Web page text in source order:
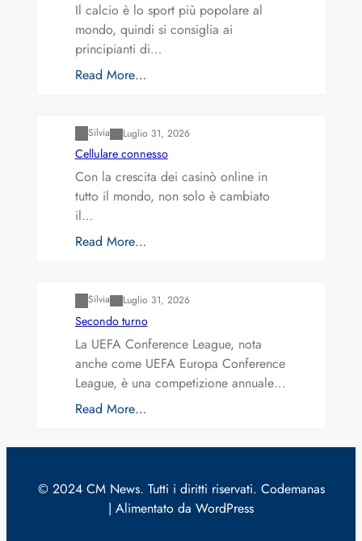
Il calcio è lo sport più popolare al
mondo, quindi si consiglia ai
principianti di…
Read More…
Silvia Luglio 31, 2026
Cellulare connesso
Con la crescita dei casinò online in
tutto il mondo, non solo è cambiato
il…
Read More…
Silvia Luglio 31, 2026
Secondo turno
La UEFA Conference League, nota
anche come UEFA Europa Conference
League, è una competizione annuale…
Read More…
© 2024 CM News. Tutti i diritti riservati. Codemanas
| Alimentato da WordPress